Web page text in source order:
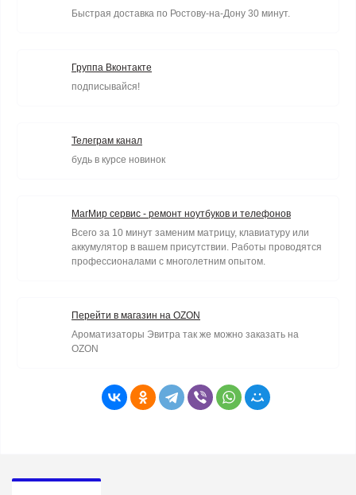
Быстрая доставка по Ростову-на-Дону 30 минут.
Группа Вконтакте
подписывайся!
Телеграм канал
будь в курсе новинок
МагМир сервис - ремонт ноутбуков и телефонов
Всего за 10 минут заменим матрицу, клавиатуру или
аккумулятор в вашем присутствии. Работы проводятся
профессионалами с многолетним опытом.
Перейти в магазин на OZON
Ароматизаторы Эвитра так же можно заказать на
OZON